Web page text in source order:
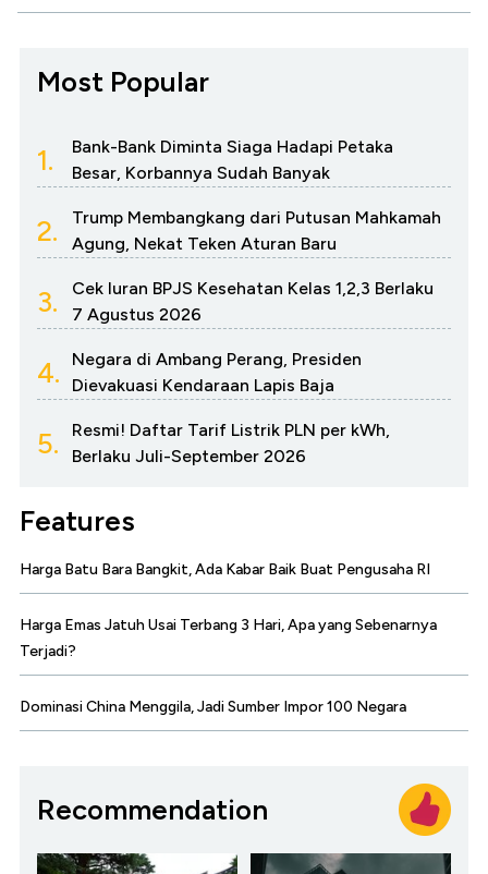
Most Popular
1.
Bank-Bank Diminta Siaga Hadapi Petaka
Besar, Korbannya Sudah Banyak
2.
Trump Membangkang dari Putusan Mahkamah
Agung, Nekat Teken Aturan Baru
3.
Cek Iuran BPJS Kesehatan Kelas 1,2,3 Berlaku
7 Agustus 2026
4.
Negara di Ambang Perang, Presiden
Dievakuasi Kendaraan Lapis Baja
5.
Resmi! Daftar Tarif Listrik PLN per kWh,
Berlaku Juli-September 2026
Features
Harga Batu Bara Bangkit, Ada Kabar Baik Buat Pengusaha RI
Harga Emas Jatuh Usai Terbang 3 Hari, Apa yang Sebenarnya
Terjadi?
Dominasi China Menggila, Jadi Sumber Impor 100 Negara
Recommendation